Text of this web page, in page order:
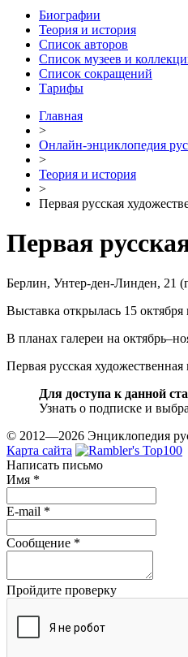
Биографии
Теория и история
Список авторов
Список музеев и
Список сокращений
Тарифы
Главная
>
Онлайн-энциклопедия
>
Теория и история
>
Первая русская
Первая
Берлин, Унтер-ден-Линден, 21
Выставка открылась 15
В планах галереи на
Первая русская художественная
Для доступа к данной
Узнать о подписке и
© 2012—2026 Энциклопедия
Карта сайта
Написать письмо
Имя *
E-mail *
Сообщение *
Пройдите проверку